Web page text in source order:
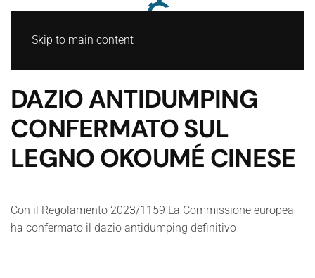
Skip to main content
DAZIO ANTIDUMPING
CONFERMATO SUL
LEGNO OKOUMÉ CINESE
Con il Regolamento 2023/1159 La Commissione europea
ha confermato il dazio antidumping definitivo